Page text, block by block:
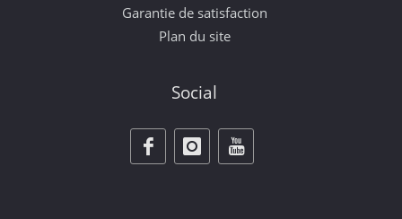
Garantie de satisfaction
Plan du site
Social